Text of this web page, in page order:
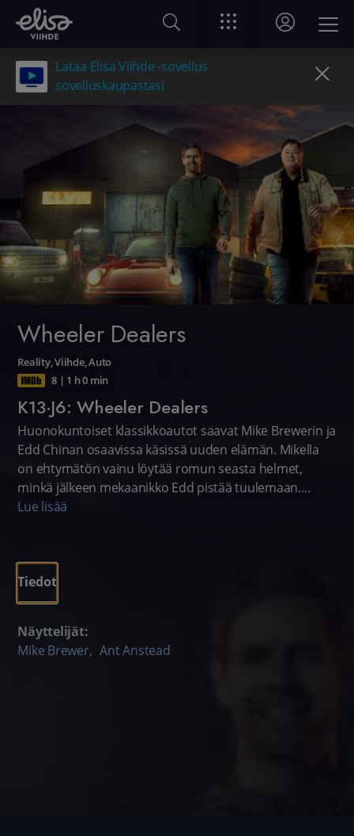
Lataa Elisa Viihde -sovellus
sovelluskaupastasi
Wheeler Dealers
Reality,Viihde,Auto
8 | 1 h 0 min
K13·J6: Wheeler Dealers
Huonokuntoiset klassikkoautot saavat Mike Brewerin ja
Edd Chinan osaavissa käsissä uuden elämän. Mikella
on ehtymätön vainu löytää romun seasta helmet,
minkä jälkeen mekaanikko Edd pistää tuulemaan.
Kunnostuksen jälkeen kaksikon tavoitteena on myydä
Lue lisää
Tiedot
Näyttelijät:
Mike Brewer, Ant Anstead